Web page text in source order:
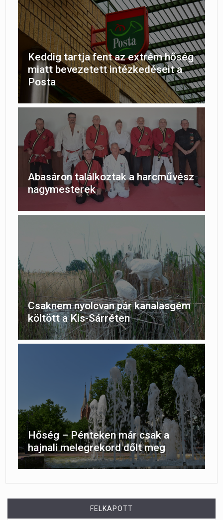
Keddig tartja fent az extrém hőség
miatt bevezetett intézkedéseit a
Posta
Abasáron találkoztak a harcművész
nagymesterek
Csaknem nyolcvan pár kanalasgém
költött a Kis-Sárréten
Hőség – Pénteken már csak a
hajnali melegrekord dőlt meg
FELKAPOTT